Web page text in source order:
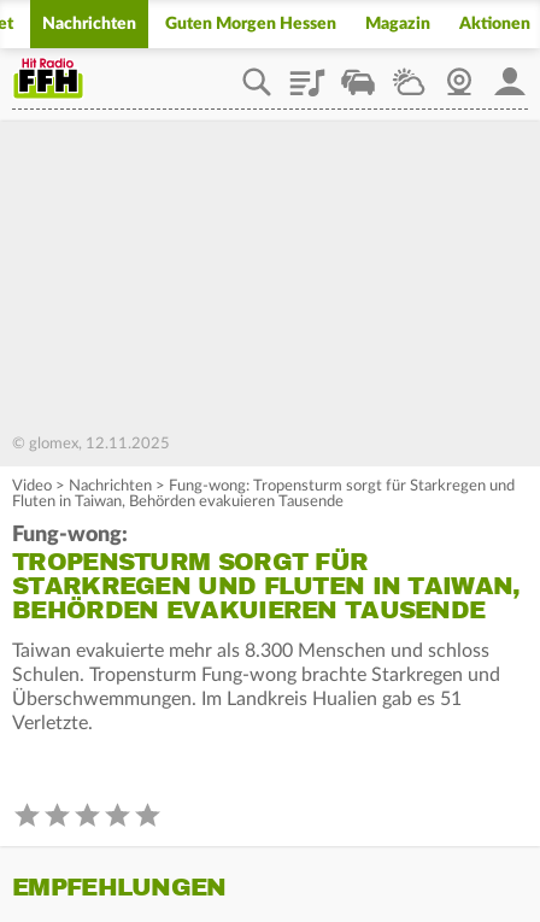
Nachrichten Guten Morgen Hessen Magazin Aktionen
PlaylistStaupilotWetterWebcam
© glomex, 12.11.2025
Video > Nachrichten > Fung-wong: Tropensturm sorgt für Starkregen und
Fluten in Taiwan, Behörden evakuieren Tausende
Fung-wong:
TROPENSTURM SORGT FÜR
STARKREGEN UND FLUTEN IN TAIWAN,
BEHÖRDEN EVAKUIEREN TAUSENDE
Taiwan evakuierte mehr als 8.300 Menschen und schloss
Schulen. Tropensturm Fung-wong brachte Starkregen und
Überschwemmungen. Im Landkreis Hualien gab es 51
Verletzte.
EMPFEHLUNGEN